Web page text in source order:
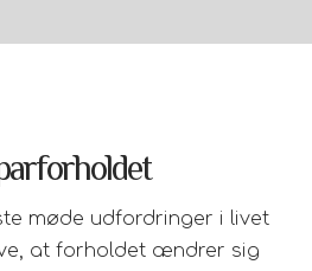
møde udfordringer i livet
at forholdet ændrer sig